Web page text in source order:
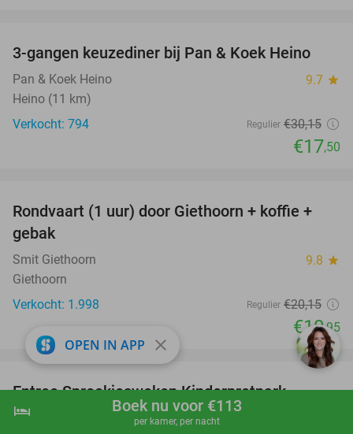
shopping_cart Boek nu
hotel Boek nu voor €113
per kamer, per nacht
42%
3-gangen keuzediner bij Pan & Koek Heino
Pan & Koek Heino 9.7 star
Heino (11 km)
Verkocht: 794
Regulier €30,15
€17,50
46%
Rondvaart (1 uur) door Giethoorn + koffie +
gebak
Smit Giethoorn 9.8 star
Giethoorn
Verkocht: 1.998
Regulier €20,15
€10,95
39%
favorite_border
Entree Sprookjesweken Kinderpretpark
Julianatoren
OPEN IN APP close